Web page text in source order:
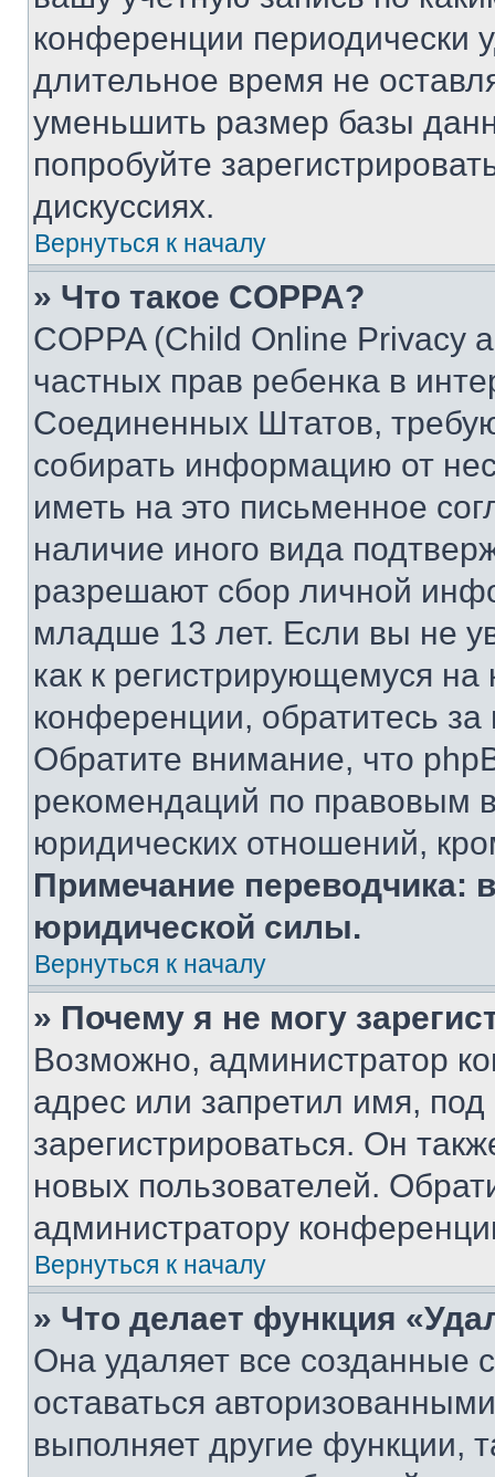
конференции периодически
длительное время не
уменьшить размер базы
попробуйте
дискуссиях.
Вернуться к началу
» Что такое COPPA?
COPPA (Child Online Privacy
частных прав ребенка в
Соединенных Штатов,
собирать информацию от
иметь на это письменное
наличие иного вида
разрешают сбор личной
младше 13 лет. Если вы не
как к регистрирующемуся
конференции, обратитесь
Обратите внимание, что
рекомендаций по правовым
юридических отношений,
Примечание переводчика:
юридической силы.
Вернуться к началу
» Почему я не могу
Возможно, администратор
адрес или запретил имя,
зарегистрироваться. Он
новых пользователей.
администратору
Вернуться к началу
» Что делает функция
Она удаляет все созданные
оставаться
выполняет другие функции,